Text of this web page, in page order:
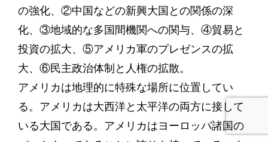
の強化、②中国などの新興大国との関係の深
化、③地域的な多国間機関への関与、④貿易と
投資の拡大、⑤アメリカ軍のプレゼンスの拡
大、⑥民主政治体制と人権の拡散。
アメリカは地理的に特殊な場所に位置してい
る。アメリカは大西洋と太平洋の両方に接して
いる大国である。アメリカはヨーロッパ諸国の